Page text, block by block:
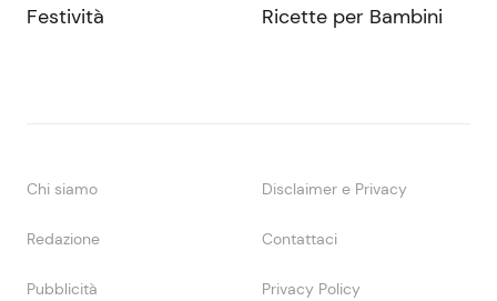
Festività Ricette per Bambini
Chi siamo Disclaimer e Privacy
Redazione Contattaci
Pubblicità Privacy Policy